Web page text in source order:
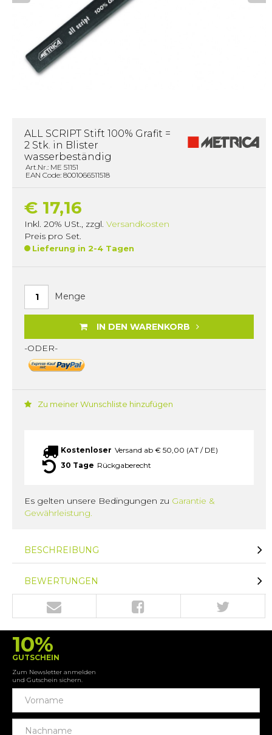
ALL SCRIPT Stift 100% Grafit =
2 Stk. in Blister
wasserbeständig
Art.Nr.: ME 51151
EAN Code: 8001066511518
€ 17,16
Inkl. 20% USt., zzgl. Versandkosten
Preis pro Set.
Lieferung in 2-4 Tagen
Menge
IN DEN WARENKORB
-ODER-
Zu meiner Wunschliste hinzufügen
Kostenloser Versand ab € 50,00 (AT / DE)
30 Tage Rückgaberecht
Es gelten unsere Bedingungen zu Garantie &
Gewährleistung.
BESCHREIBUNG
BEWERTUNGEN
10%
GUTSCHEIN
Zum Newsletter anmelden
und Gutschein sichern.